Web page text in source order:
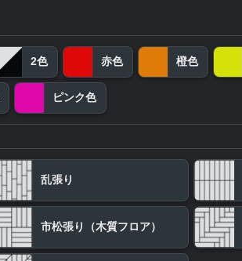
2色 赤色 橙色
ピンク色
乱張り
市松張り（木質フロア）